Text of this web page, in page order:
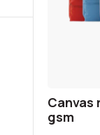
Canvas
gsm